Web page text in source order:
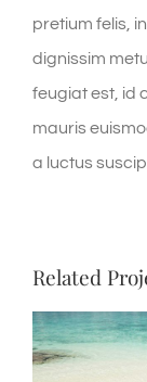
pretium felis,
dignissim
feugiat est, id
mauris
a luctus
Related